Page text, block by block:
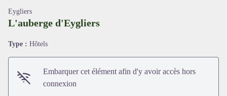
Eygliers
L'auberge d'Eygliers
Type : Hôtels
Embarquer cet élément afin d'y avoir accès hors
connexion